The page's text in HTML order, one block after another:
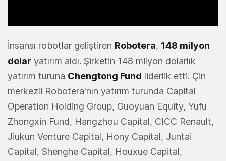
İnsansı robotlar geliştiren Robotera, 148 milyon
dolar yatırım aldı. Şirketin 148 milyon dolarlık
yatırım turuna Chengtong Fund liderlik etti. Çin
merkezli Robotera'nın yatırım turunda Capital
Operation Holding Group, Guoyuan Equity, Yufu
Zhongxin Fund, Hangzhou Capital, CICC Renault,
Jiukun Venture Capital, Hony Capital, Juntai
Capital, Shenghe Capital, Houxue Capital,